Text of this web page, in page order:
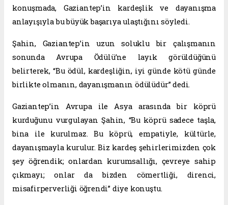
konuşmada, Gaziantep’in kardeşlik ve dayanışma
anlayışıyla bu büyük başarıya ulaştığını söyledi.
Şahin, Gaziantep’in uzun soluklu bir çalışmanın
sonunda Avrupa Ödülü’ne layık görüldüğünü
belirterek, “Bu ödül, kardeşliğin, iyi günde kötü günde
birlikte olmanın, dayanışmanın ödülüdür” dedi.
Gaziantep’in Avrupa ile Asya arasında bir köprü
kurduğunu vurgulayan Şahin, “Bu köprü sadece taşla,
bina ile kurulmaz. Bu köprü, empatiyle, kültürle,
dayanışmayla kurulur. Biz kardeş şehirlerimizden çok
şey öğrendik; onlardan kurumsallığı, çevreye sahip
çıkmayı; onlar da bizden cömertliği, direnci,
misafirperverliği öğrendi” diye konuştu.